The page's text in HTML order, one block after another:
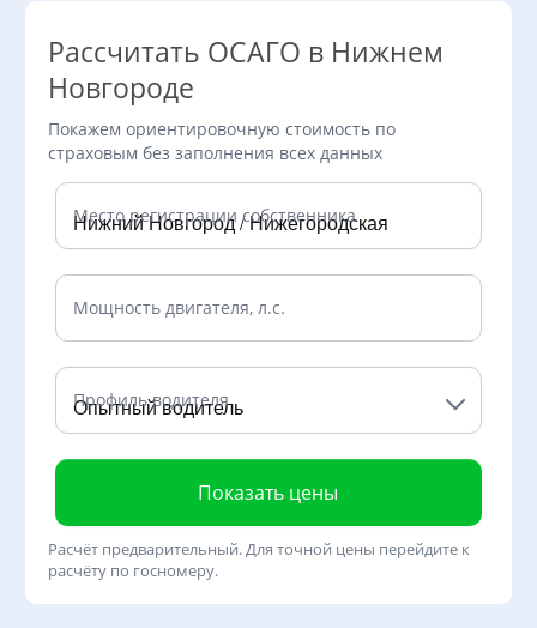
Рассчитать ОСАГО в Нижнем
Новгороде
Покажем ориентировочную стоимость по
страховым без заполнения всех данных
Место регистрации собственника
Мощность двигателя, л.с.
Профиль водителя
Показать цены
Расчёт предварительный. Для точной цены перейдите к
расчёту по госномеру.